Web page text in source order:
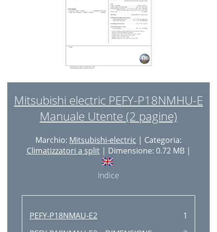
Mitsubishi electric PEFY-P18NMHU-E
Manuale Utente (2 pagine)
Marchio: Mitsubishi-electric | Categoria:
Climatizzatori a split| Dimensione: 0.72 MB |
Indice
PEFY-P18NMAU-E2
1